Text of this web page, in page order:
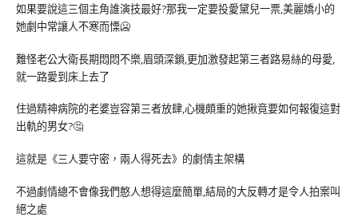
如果要說這三個主角誰演技最好?那我一定要投愛黛兒一票,美麗嬌小的
她劇中常讓人不寒而慄🥶
難怪老公大衛長期悶悶不樂,眉頭深鎖,更加激發起第三者路易絲的母愛,
就一路愛到床上去了
住過精神病院的老婆豈容第三者放肆,心機頗重的她揪竟要如何報復這對
出軌的男女?🤔
這就是《三人要守密，兩人得死去》的劇情主架構
不過劇情總不會像我們憨人想得這麼簡單,結局的大反轉才是令人拍案叫
絕之處